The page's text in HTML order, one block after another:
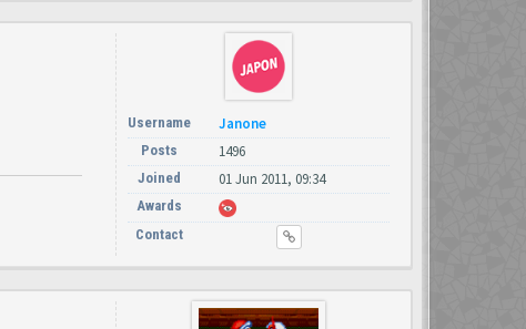
Username Janone
Posts 1496
Joined 01 Jun 2011, 09:34
Awards
Contact